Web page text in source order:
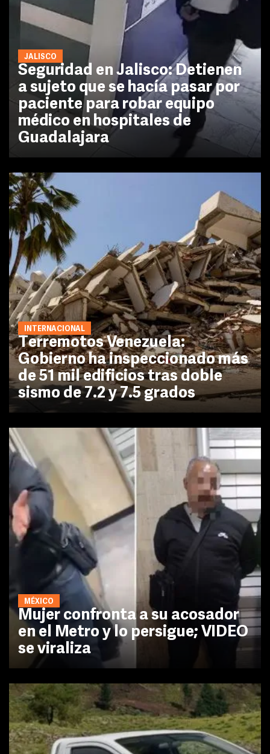
JALISCO
Seguridad en Jalisco: Detienen
a sujeto que se hacía pasar por
paciente para robar equipo
médico en hospitales de
Guadalajara
INTERNACIONAL
Terremotos Venezuela:
Gobierno ha inspeccionado más
de 51 mil edificios tras doble
sismo de 7.2 y 7.5 grados
MÉXICO
Mujer confronta a su acosador
en el Metro y lo persigue; VIDEO
se viraliza